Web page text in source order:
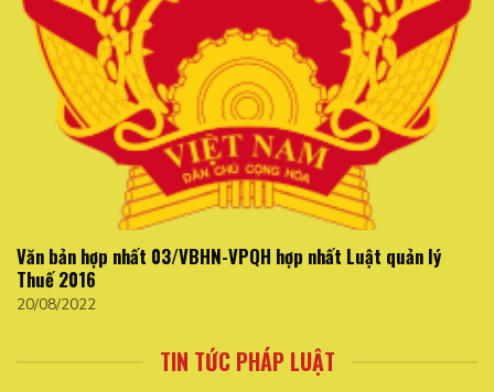
Văn bản hợp nhất 03/VBHN-VPQH hợp nhất Luật quản lý
Thuế 2016
20/08/2022
TIN TỨC PHÁP LUẬT